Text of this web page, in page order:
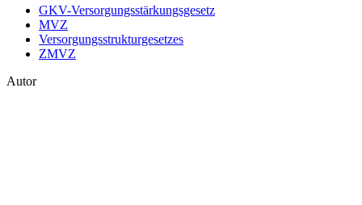
GKV-Versorgungsstärkungsgesetz
MVZ
Versorgungsstrukturgesetzes
ZMVZ
Autor